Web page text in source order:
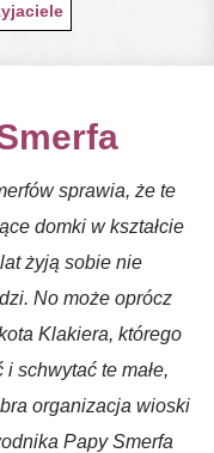
sprawia, że te
domki w kształcie
żyją sobie nie
No może oprócz
Klakiera, którego
schwytać te małe,
organizacja wioski
Papy Smerfa